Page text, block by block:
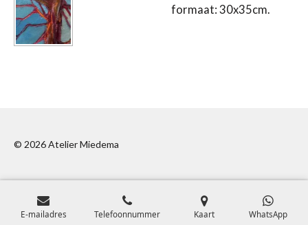
formaat: 30x35cm.
© 2026 Atelier Miedema
E-mailadres Telefoonnummer Kaart WhatsApp